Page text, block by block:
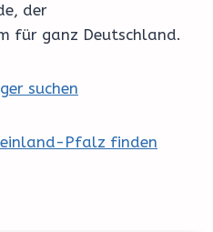
der
für ganz Deutschland.
suchen
Pfalz finden